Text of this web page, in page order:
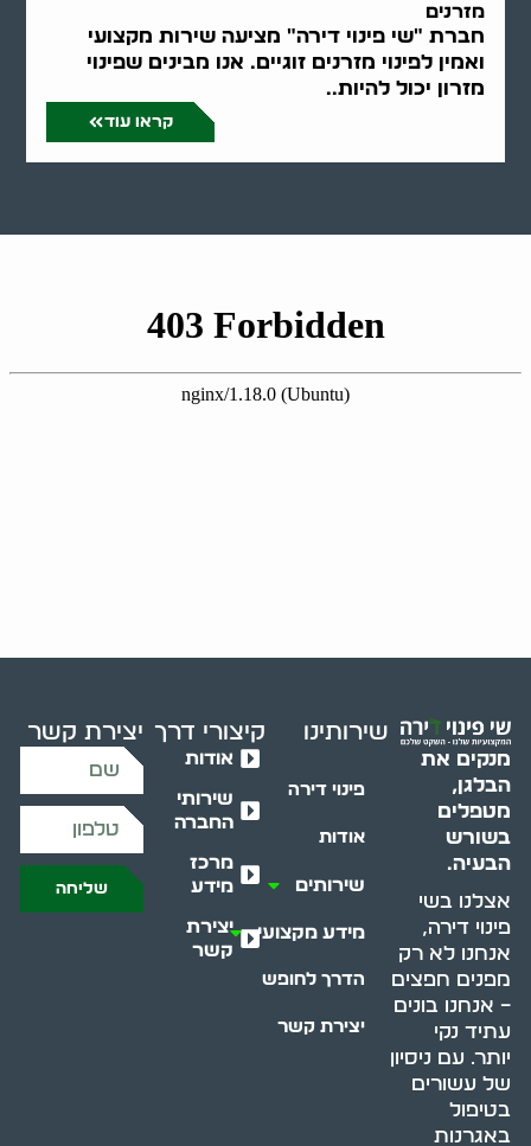
מזרנים
חברת "שי פינוי דירה" מציעה שירות מקצועי
ואמין לפינוי מזרנים זוגיים. אנו מבינים שפינוי
מזרון יכול להיות..
קראו עוד
מנקים את
הבלגן,
מטפלים
בשורש
הבעיה.
אצלנו בשי
פינוי דירה,
אנחנו לא רק
מפנים חפצים
– אנחנו בונים
עתיד נקי
יותר. עם ניסיון
של עשורים
בטיפול
באגרנות
שירותינו
פינוי דירה
אודות
שירותים
מידע מקצועי
הדרך לחופש
יצירת קשר
קיצורי דרך
אודות
שירותי
החברה
מרכז
מידע
יצירת
קשר
יצירת קשר
שליחה